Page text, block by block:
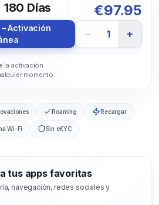
180 Días €97.95
Activación
− 1 +
la activación
momento
Roaming Recargar
Wi-Fi Sin eKYC
tus apps favoritas
navegación, redes sociales y